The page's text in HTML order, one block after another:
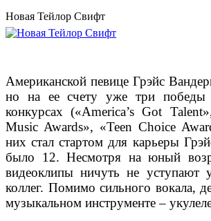
Новая Тейлор Свифт
Американской певице Грэйс
но на ее счету уже три победы
конкурсах («America’s Got
Music Awards», «Teen Сhoice
них стал стартом для карьеры
было 12. Несмотря на юный
видеоклипы ничуть не уступают
коллег. Помимо сильного вокала,
музыкальном инструменте –